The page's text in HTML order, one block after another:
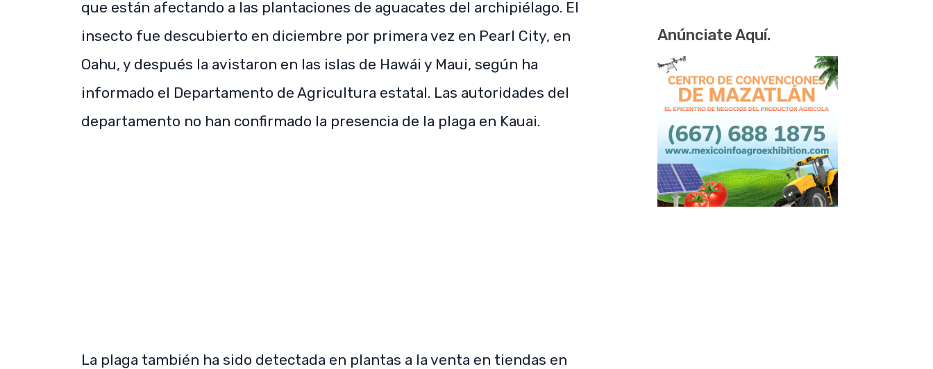
que están afectando a las plantaciones de aguacates del archipiélago. El
insecto fue descubierto en diciembre por primera vez en Pearl City, en
Oahu, y después la avistaron en las islas de Hawái y Maui, según ha
informado el Departamento de Agricultura estatal. Las autoridades del
departamento no han confirmado la presencia de la plaga en Kauai.
La plaga también ha sido detectada en plantas a la venta en tiendas en
Anúnciate Aquí.
SUBSCRIBE NOW